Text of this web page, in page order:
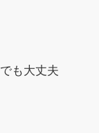
も大丈夫